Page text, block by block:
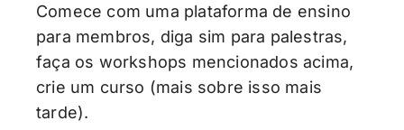
Comece com uma plataforma de ensino
para membros, diga sim para palestras,
faça os workshops mencionados acima,
crie um curso (mais sobre isso mais
tarde).